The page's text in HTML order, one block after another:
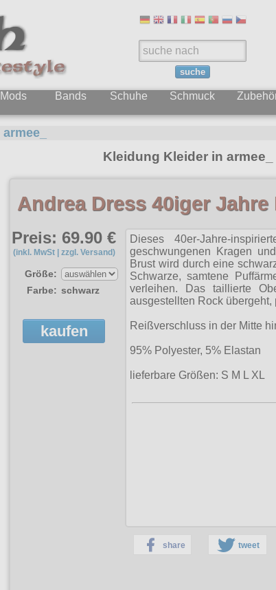
suche
Mods Bands Schuhe Schmuck
armee_
Kleidung Kleider in armee_
Andrea Dress 40iger Jahre
Preis: 69.90 €
(inkl. MwSt | zzgl. Versand)
Größe:
Farbe: schwarz
kaufen
Dieses 40er-Jahre-
geschwungenen Kragen
Brust wird durch eine
Schwarze, samtene
verleihen. Das taillierte
ausgestellten Rock
Reißverschluss in der Mitte
95% Polyester, 5% Elastan
lieferbare Größen: S M L XL
share tweet